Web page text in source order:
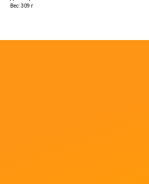
Вес: 309 г